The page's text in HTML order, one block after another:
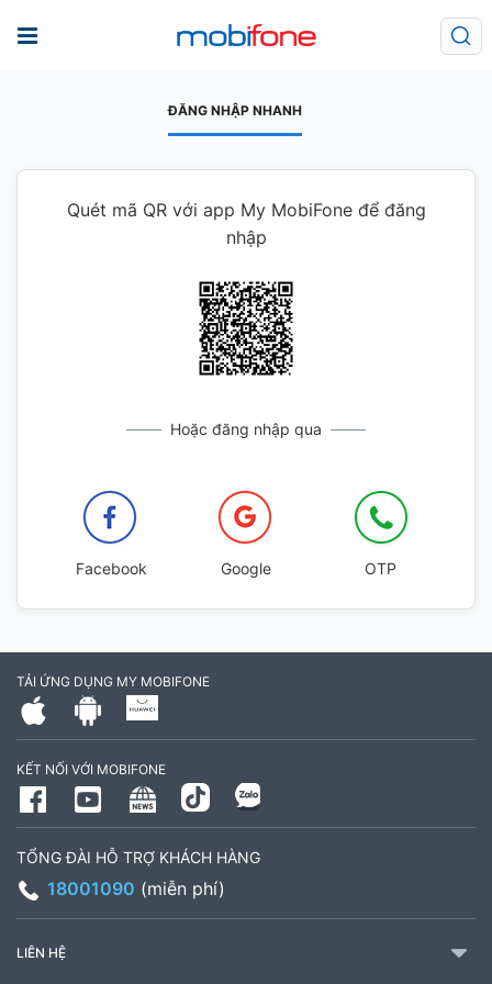
ĐĂNG NHẬP NHANH
Quét mã QR với app My MobiFone để đăng
nhập
Hoặc đăng nhập qua
Facebook Google OTP
TẢI ỨNG DỤNG MY MOBIFONE
KẾT NỐI VỚI MOBIFONE
TỔNG ĐÀI HỖ TRỢ KHÁCH HÀNG
18001090 (miễn phí)
LIÊN HỆ